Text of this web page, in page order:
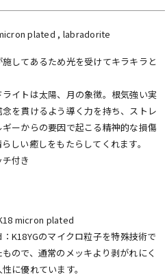
plated , labradorite
してあるため光を受けてキラキラと
ライトは太陽、月の象徴。根気強い実
を貫けるよう導く力を持ち、ストレ
ーからの要因で起こる精神的な損傷
しい癒しをもたらしてくれます。
付き
micron plated
K18YGのマイクロ粒子を特殊技術で
ので、通常のメッキより剥がれにく
に優れています。